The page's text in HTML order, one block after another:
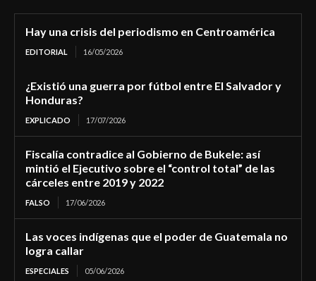
Hay una crisis del periodismo en Centroamérica
EDITORIAL 16/05/2026
¿Existió una guerra por fútbol entre El Salvador y
Honduras?
EXPLICADO 17/07/2026
Fiscalía contradice al Gobierno de Bukele: así
mintió el Ejecutivo sobre el “control total” de las
cárceles entre 2019 y 2022
FALSO 17/06/2026
Las voces indígenas que el poder de Guatemala no
logra callar
ESPECIALES 05/06/2026